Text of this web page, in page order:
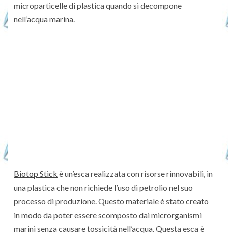
microparticelle di plastica quando si decompone
nell’acqua marina.
Biotop Stick è un’esca realizzata con risorse rinnovabili, in
una plastica che non richiede l’uso di petrolio nel suo
processo di produzione. Questo materiale è stato creato
in modo da poter essere scomposto dai microrganismi
marini senza causare tossicità nell’acqua. Questa esca è